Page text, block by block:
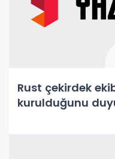
Rust çekirdek
kurulduğunu